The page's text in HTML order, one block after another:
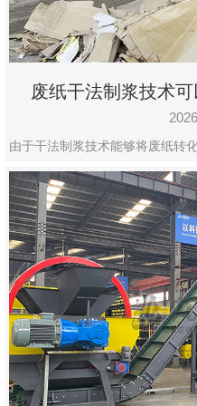
废纸干法制浆技术
由于干法制浆技术能够将废纸转